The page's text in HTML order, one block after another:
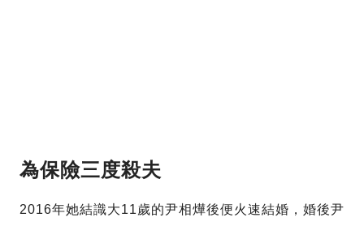
為保險三度殺夫
2016年她結識大11歲的尹相燁後便火速結婚，婚後尹